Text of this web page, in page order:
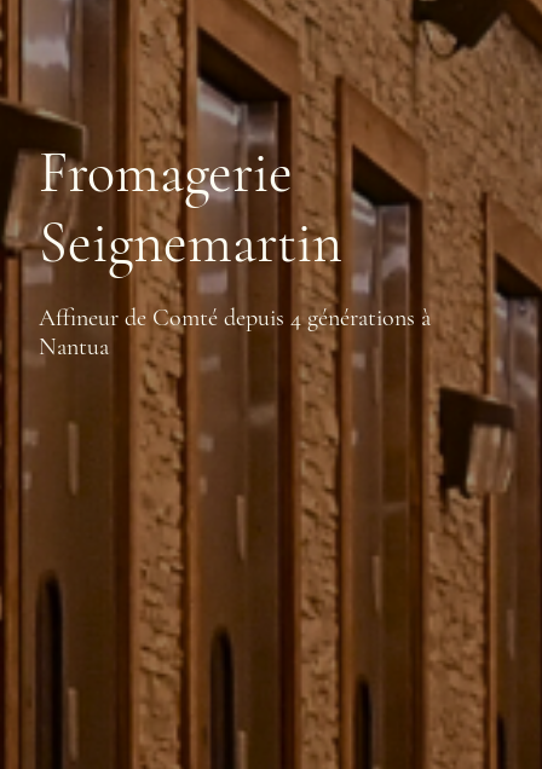
Fromagerie
Seignemartin
Affineur de Comté depuis 4 générations à
Nantua